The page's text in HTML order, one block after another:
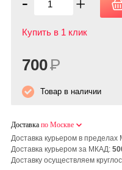
Купить в 1 клик
700Р
Товар в наличии
Доставка по Москве
Доставка курьером в
Доставка курьером за МКАД:
Доставку осуществляем